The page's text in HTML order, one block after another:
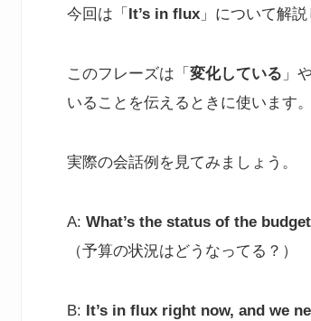
今回は「 It’s in flux 」について解説
このフレーズは「 変化している 」
いることを伝えるときに使います。
実際の会話例を見てみましょう。
A: What’s the status of the
（予算の状況はどうなってる？）
B: It’s in flux right now, and we